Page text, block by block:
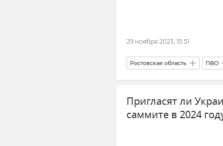
29 ноября 2023, 15:51
Ростовская область ПВО
Обстрелы ВСУ Россия
Пригласят ли
саммите в 2024